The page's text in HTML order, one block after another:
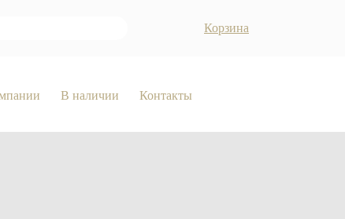
Корзина
В наличии Контакты